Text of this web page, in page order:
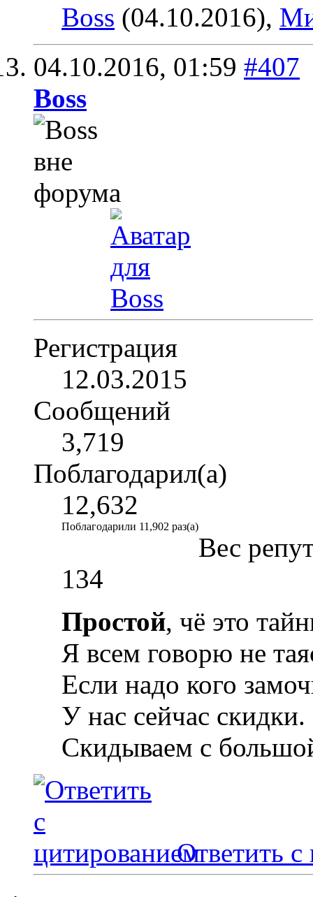
Boss (04.10.2016),
04.10.2016, 01:59 #407
Boss
Регистрация
12.03.2015
Сообщений
3,719
Поблагодарил(а)
12,632
Поблагодарили 11,902 раз(а)
Вес
134
Простой, чё это
Я всем говорю не
Если надо кого
У нас сейчас скидки.
Скидываем с
Ответить с